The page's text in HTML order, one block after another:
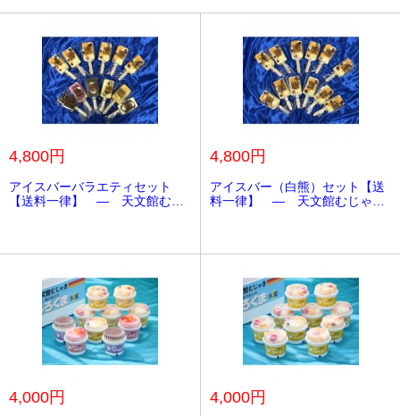
4,800円
アイスバーバラエティセット
【送料一律】 ― 天文館むじ
4,800円
アイスバー（白熊）セット【送
料一律】 ― 天文館むじゃ
4,000円 4,000円